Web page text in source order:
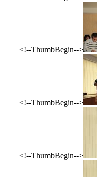
<!--ThumbBegin-->
<!--ThumbBegin-->
<!--ThumbBegin-->